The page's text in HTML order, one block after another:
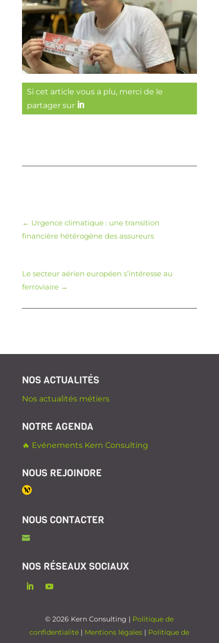
Si cet article vous a plu, merci de le
partager sur
← Urgence climatique : une transition
financière hétérogène des assureurs
Le secteur aérien européen s’intéresse au
ferroviaire→
NOS ACTUALITÉS
Nos actualités métiers
NOTRE AGENDA
🔥 Evénements Kern Consulting
NOUS REJOINDRE
NOUS CONTACTER
NOS RÉSEAUX SOCIAUX
© 2026 Kern Consulting | Politique de
confidentialité | Mentions légales | Politique de